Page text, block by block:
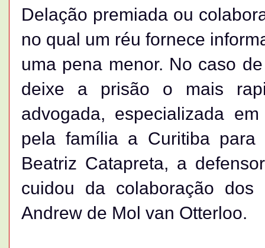
Delação premiada ou
no qual um réu fornece
uma pena menor. No caso
deixe a prisão o mais
advogada, especializada
pela família a Curitiba
Beatriz Catapreta, a
cuidou da colaboração
Andrew de Mol van Otterloo.